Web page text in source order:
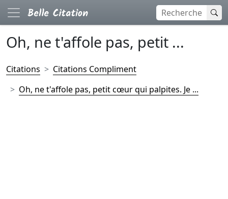
Oh, ne t'affole pas, petit ...
Citations
Citations Compliment
Oh, ne t'affole pas, petit cœur qui palpites. Je ...